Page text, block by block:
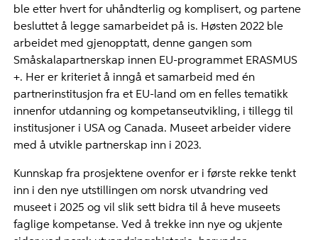
ble etter hvert for uhåndterlig og komplisert, og partene
besluttet å legge samarbeidet på is. Høsten 2022 ble
arbeidet med gjenopptatt, denne gangen som
Småskalapartnerskap innen EU-programmet ERASMUS
+. Her er kriteriet å inngå et samarbeid med én
partnerinstitusjon fra et EU-land om en felles tematikk
innenfor utdanning og kompetanseutvikling, i tillegg til
institusjoner i USA og Canada. Museet arbeider videre
med å utvikle partnerskap inn i 2023.
Kunnskap fra prosjektene ovenfor er i første rekke tenkt
inn i den nye utstillingen om norsk utvandring ved
museet i 2025 og vil slik sett bidra til å heve museets
faglige kompetanse. Ved å trekke inn nye og ukjente